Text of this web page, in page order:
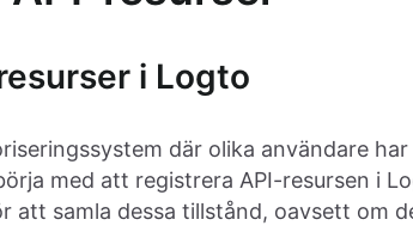
i Logto
där olika användare
med att registrera API-resursen i
att samla dessa tillstånd, oavsett om